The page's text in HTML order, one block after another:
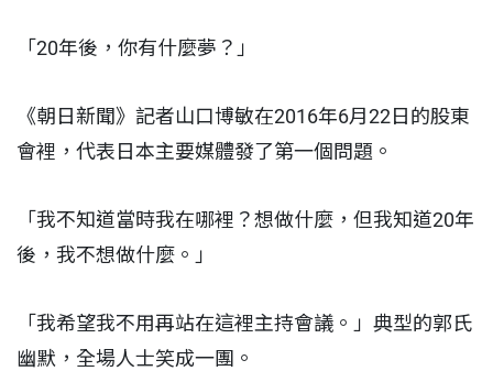
「20年後，你有什麼夢？」
《朝日新聞》記者山口博敏在2016年6月22日的股東
會裡，代表日本主要媒體發了第一個問題。
「我不知道當時我在哪裡？想做什麼，但我知道20年
後，我不想做什麼。」
「我希望我不用再站在這裡主持會議。」典型的郭氏
幽默，全場人士笑成一團。